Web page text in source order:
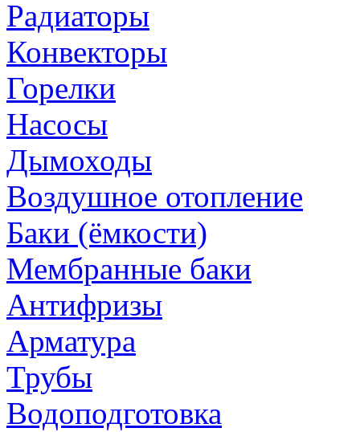
Радиаторы
Конвекторы
Горелки
Насосы
Дымоходы
Воздушное отопление
Баки (ёмкости)
Мембранные баки
Антифризы
Арматура
Трубы
Водоподготовка